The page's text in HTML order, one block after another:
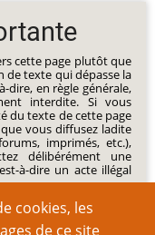
cookies, les
de ce site
cette page plutôt que
de texte qui dépasse la
dire, en règle générale,
interdite. Si vous
du texte de cette page
vous diffusez ladite
imprimés, etc.),
délibérément une
à-dire un acte illégal